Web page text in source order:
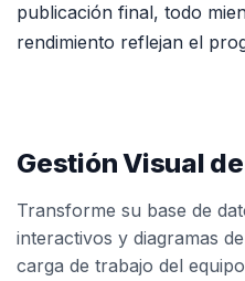
publicación final, todo
rendimiento reflejan el
Gestión Visual
Transforme su base de
interactivos y diagramas
carga de trabajo del